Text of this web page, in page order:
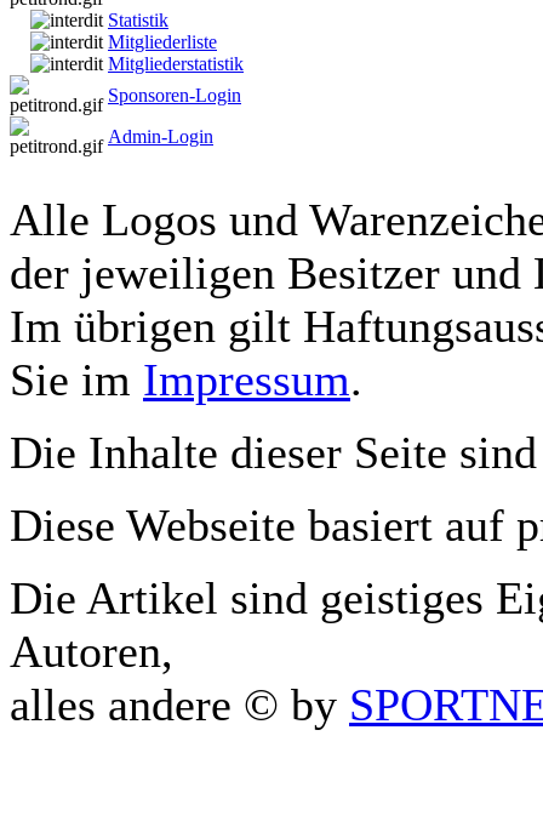
Statistik
Mitgliederliste
Mitgliederstatistik
Sponsoren-Login
Admin-Login
Alle Logos und
der jeweiligen Besitzer und
Im übrigen gilt
Sie im Impressum.
Die Inhalte dieser Seite
Diese Webseite basiert auf
Die Artikel sind geistiges
Autoren,
alles andere © by